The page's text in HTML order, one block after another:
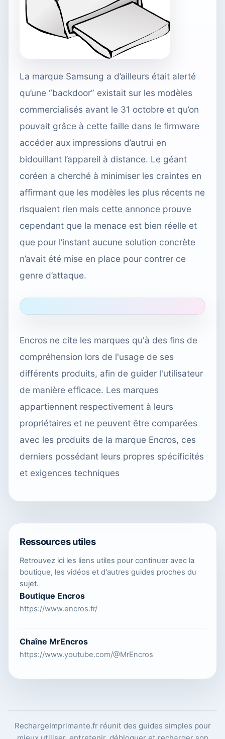
La marque Samsung a d’ailleurs était alerté
qu’une “backdoor” existait sur les modèles
commercialisés avant le 31 octobre et qu’on
pouvait grâce à cette faille dans le firmware
accéder aux impressions d’autrui en
bidouillant l’appareil à distance. Le géant
coréen a cherché à minimiser les craintes en
affirmant que les modèles les plus récents ne
risquaient rien mais cette annonce prouve
cependant que la menace est bien réelle et
que pour l’instant aucune solution concrète
n’avait été mise en place pour contrer ce
genre d’attaque.
Encros ne cite les marques qu'à des fins de
compréhension lors de l'usage de ses
différents produits, afin de guider l'utilisateur
de manière efficace. Les marques
appartiennent respectivement à leurs
propriétaires et ne peuvent être comparées
avec les produits de la marque Encros, ces
derniers possédant leurs propres spécificités
et exigences techniques
Ressources utiles
Retrouvez ici les liens utiles pour continuer avec la
boutique, les vidéos et d'autres guides proches du
sujet.
Boutique Encros
https://www.encros.fr/
Chaîne MrEncros
https://www.youtube.com/@MrEncros
RechargeImprimante.fr réunit des guides simples pour